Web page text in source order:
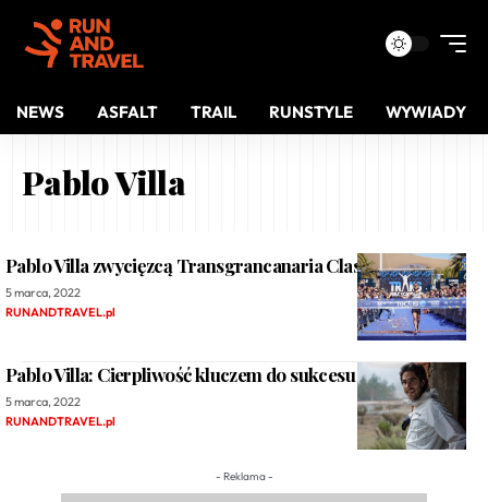
NEWS ASFALT TRAIL RUNSTYLE WYWIADY
Pablo Villa
Pablo Villa zwycięzcą Transgrancanaria Classic 2022!
5 marca, 2022
RUNANDTRAVEL.pl
Pablo Villa: Cierpliwość kluczem do sukcesu
5 marca, 2022
RUNANDTRAVEL.pl
- Reklama -